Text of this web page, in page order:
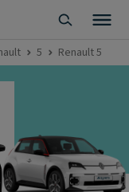
5 Renault 5